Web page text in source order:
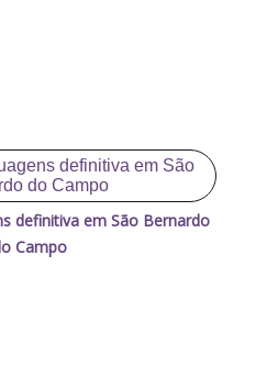
definitiva em São Bernardo
Campo